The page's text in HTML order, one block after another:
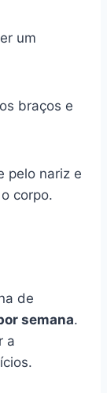
um
braços e
pelo nariz e
corpo.
de
semana.
a